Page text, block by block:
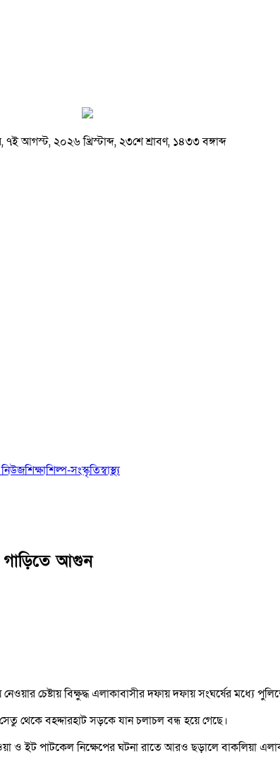
আগস্ট, ২০২৬ খ্রিস্টাব্দ, ২৩শে শ্রাবণ, ১৪৩৩ বঙ্গাব্দ
শিক্ষাশিল্প-সংস্কৃতিস্বাস্থ্য
গাড়িতে আগুন
চেষ্টায় বিক্ষুদ্ধ এলাকাবাসীর দফায় দফায় সংঘর্ষের মধ্যে
থেকে বহদ্দারহাট সড়কে যান চলাচল বন্ধ হয়ে গেছে।
ও ইট পাটকেল নিক্ষেপের ঘটনা রাতে আরও ছড়ালে বাকলিয়া